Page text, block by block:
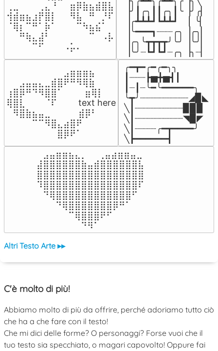
⢀⣀⠀⠀⠀⢀⣄⠘⠀⠀⣶⡿⣷⣦⣾⣿⣧
⢺⣾⣶⣦⣰⡟⣿⡇⠀⠀⠻⣧⠀⠛⠀⡘⠏
⠈⢿⡆⠉⠛⠁⡷⠁⠀⠀⠀⠉⠳⣦⣮⠁⠀
⠀⠀⠛⢷⣄⣼⠃⠀⠀⠀⠀⠀⠀⠉⠀⠠⡧
⠀⠀⠀⠀⠉⠋⠀⠀⠀⠠⡥⠄⠀⠀⠀⠀⠀
▕╯┃╭╮┃┃╭╮┃╰▕╯╭▏
▕╭┻┻┻┛┗┻┻┛  ▕  ╰▏
▕╰━━━┓┈┈┈╭╮▕╭╮▏
▕╭╮╰┳┳┳┳╯╰╯▕╰╯▏
▕╰╯┈┗┛┗┛┈╭╮▕╮┈▏
⠀⠀⠀⠀⠀⠀⠀⠀⠀⣠⣶⣶⣶⣦⠀⠀
⠀⠀⣠⣤⣤⣄⣀⣾⣿⠟⠛⠻⢿⣷⠀
⢰⣿⡿⠛⠙⠻⣿⣿⠁⠀⠀ ⠀⣶⢿⡇
⢿⣿⣇⠀⠀⠀⠈⠏⠀⠀⠀ text here
⠀⠻⣿⣷⣦⣤⣀⠀⠀⠀ ⠀⣾⡿⠃⠀
⠀⠀⠀⠀⠉⠉⠻⣿⣄⣴⣿⠟⠀⠀⠀
⠀⠀⠀⠀⠀⠀⠀⠀⣿⡿⠟⠁⠀⠀⠀
╭━┳━╭━╭━╮╮
┃┈┈┈┣▅╋▅┫┃
┃┈┃┈╰━╰━━━━━━╮
╰┳╯┈┈┈┈┈┈┈┈┈◢▉◣
╲┃┈┈┈┈┈┈┈┈┈▉▉▉
╲┃┈┈┈┈┈┈┈┈┈◥▉◤
╲┃┈┈┈┈╭━┳━━━━╯
╲┣━━━━━━┫﻿
⠀⣠⣤⣶⣶⣦⣄⡀  ⠀⢀⣤⣴⣶⣶⣤⣀⠀
⣼⣿⣿⣿⣿⣿⣿⣷⣤⣾⣿⣿⣿⣿⣿⣿⣧
⣿⣿⣿⣿⣿⣿⣿⣿⣿⣿⣿⣿⣿⣿⣿⣿⣿
⠹⣿⣿⣿⣿⣿⣿⣿⣿⣿⣿⣿⣿⣿⣿⣿⠏
⠀⠙⢿⣿⣿⣿⣿⣿⣿⣿⣿⣿⣿⣿⣿⠋⠀
⠀⠀⠀⠙⢿⣿⣿⣿⣿⣿⣿⣿⡿⠛⠁⠀⠀
⠀⠀⠀⠀⠀⠉⢿⣿⣿⣿⠟⠋⠀⠀⠀⠀⠀
⠀⠀⠀⠀⠀⠀⠀⠙⠻⠁⠀⠀⠀⠀⠀⠀⠀⠀⠀⠀⠀⠀⠀
Altri Testo Arte ▸▸
C'è molto di più!
Abbiamo molto di più da offrire, perché adoriamo tutto ciò
che ha a che fare con il testo!
Che mi dici delle forme? O personaggi? Forse vuoi che il
tuo testo sia specchiato, o magari capovolto! Oppure fai